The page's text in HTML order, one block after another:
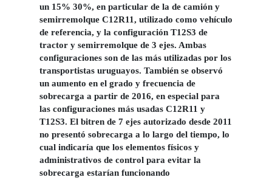
un 15% 30%, en particular de la de camión y
semirremolque C12R11, utilizado como vehículo
de referencia, y la configuración T12S3 de
tractor y semirremolque de 3 ejes. Ambas
configuraciones son de las más utilizadas por los
transportistas uruguayos. También se observó
un aumento en el grado y frecuencia de
sobrecarga a partir de 2016, en especial para
las configuraciones más usadas C12R11 y
T12S3. El bitren de 7 ejes autorizado desde 2011
no presentó sobrecarga a lo largo del tiempo, lo
cual indicaría que los elementos físicos y
administrativos de control para evitar la
sobrecarga estarían funcionando